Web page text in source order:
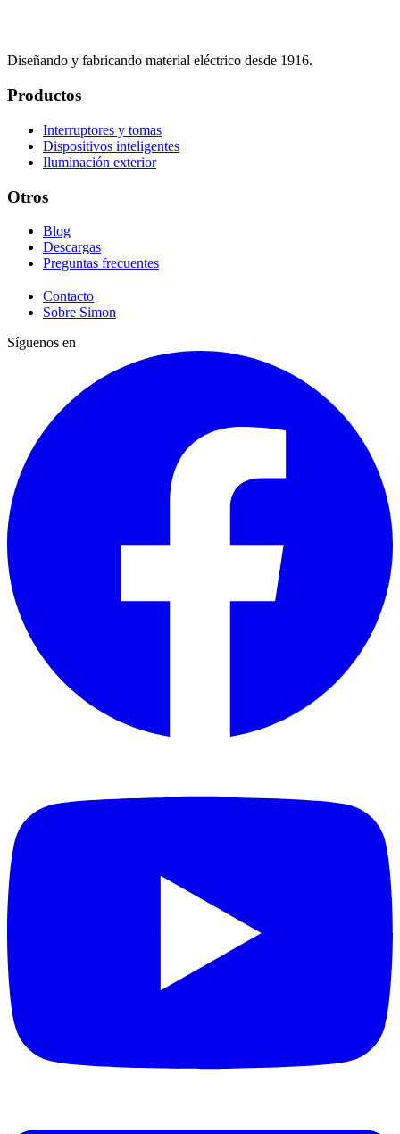
Diseñando y fabricando material eléctrico desde 1916.
Productos
Interruptores y tomas
Dispositivos inteligentes
Iluminación exterior
Otros
Blog
Descargas
Preguntas frecuentes
Contacto
Sobre Simon
Síguenos en